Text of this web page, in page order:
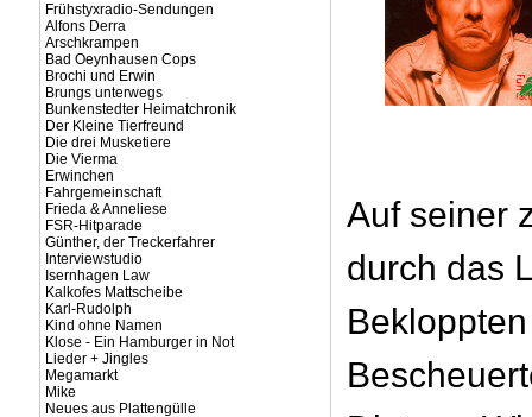
Frühstyxradio-Sendungen
Alfons Derra
Arschkrampen
Bad Oeynhausen Cops
Brochi und Erwin
Brungs unterwegs
Bunkenstedter Heimatchronik
Der Kleine Tierfreund
Die drei Musketiere
Die Vierma
Erwinchen
Fahrgemeinschaft
Frieda & Anneliese
FSR-Hitparade
Günther, der Treckerfahrer
Interviewstudio
Isernhagen Law
Kalkofes Mattscheibe
Karl-Rudolph
Kind ohne Namen
Klose - Ein Hamburger in Not
Lieder + Jingles
Megamarkt
Mike
Neues aus Plattengülle
Auf seiner
durch das